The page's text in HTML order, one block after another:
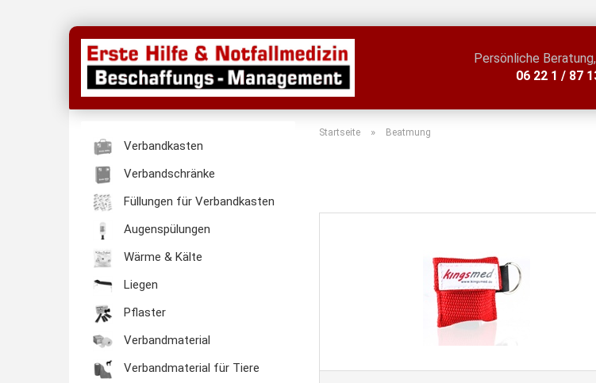
Persönliche
06 22 1 / 87
Startseite » Beatmung
Verbandkasten
Verbandschränke
Füllungen für Verbandkasten
Augenspülungen
Wärme & Kälte
Liegen
Pflaster
Verbandmaterial
Verbandmaterial für Tiere